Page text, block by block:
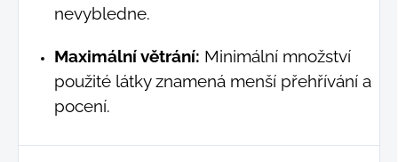
nevybledne.
Maximální větrání: Minimální množství
použité látky znamená menší přehřívání a
pocení.